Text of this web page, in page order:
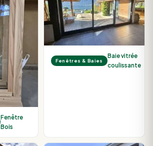
Fenêtre
Bois
Fenêtres & Baies
Baie vitrée
coulissante